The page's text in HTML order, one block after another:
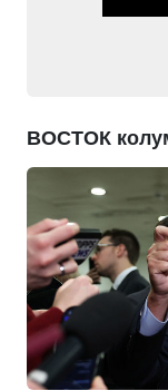
ВОСТОК